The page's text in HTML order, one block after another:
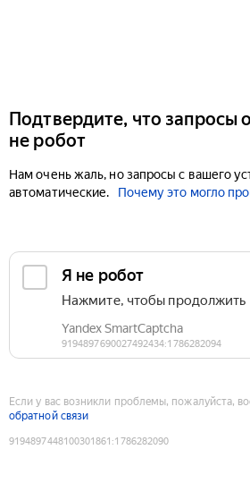
Подтвердите, что запросы
не робот
Нам очень жаль, но запросы с вашего
автоматические.
Почему это могло
Если у вас возникли проблемы, пожалуйста,
обратной связи
9194897448100301861 :1786282090